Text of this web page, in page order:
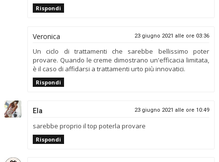
Rispondi
Veronica 23 giugno 2021 alle ore 03:36
Un ciclo di trattamenti che sarebbe bellissimo poter
provare. Quando le creme dimostrano un'efficacia limitata,
è il caso di affidarsi a trattamenti urto più innovatici.
Rispondi
Ela 23 giugno 2021 alle ore 10:49
sarebbe proprio il top poterla provare
Rispondi